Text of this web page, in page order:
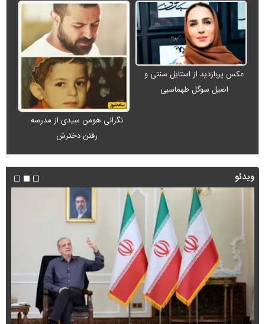
عکس پربازدید از استایل سنتی و
اصیل سوگل طهماسبی
نگرانی هومن سیدی از مدرسه
رفتن دخترش
ویدئو